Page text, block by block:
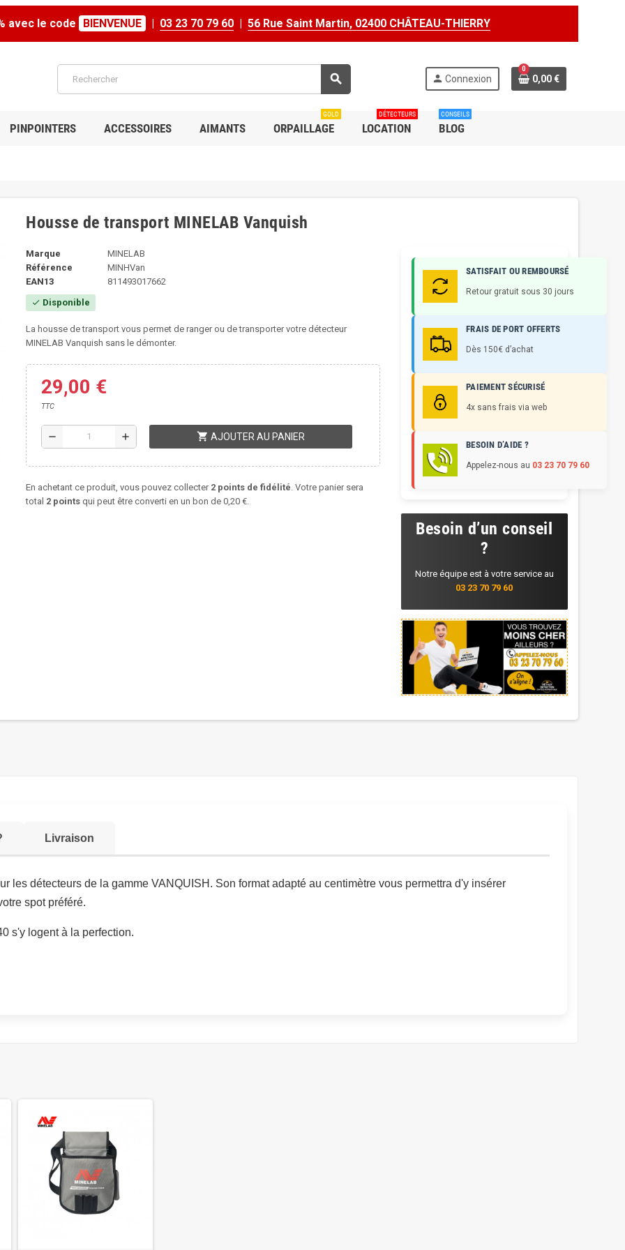
avec le code BIENVENUE | 03 23 70 79 60 | 56 Rue Saint Martin, 02400 CHÂTEAU-THIERRY
search person Connexion
0
0,00 €
PINPOINTERS ACCESSOIRES AIMANTS ORPAILLAGE
GOLD
LOCATION
DÉTECTEURS
BLOG
CONSEILS
Housse de transport MINELAB Vanquish
Marque
MINELAB
Référence
MINHVan
EAN13
811493017662
check Disponible
La housse de transport vous permet de ranger ou de transporter votre détecteur
MINELAB Vanquish sans le démonter.
29,00 €
TTC
remove add shopping_cart AJOUTER AU PANIER
En achetant ce produit, vous pouvez collecter 2 points de fidélité . Votre panier sera
total 2 points qui peut être converti en un bon de0,20 €
SATISFAIT OU REMBOURSÉ
Retour gratuit sous 30 jours
FRAIS DE PORT OFFERTS
Dès 150€ d’achat
PAIEMENT SÉCURISÉ
4x sans frais via web
BESOIN D’AIDE ?
Appelez-nous au 03 23 70 79 60
Besoin d’un conseil
?
Notre équipe est à votre service au
03 23 70 79 60
Livraison
les détecteurs de la gamme VANQUISH. Son format adapté au centimètre vous permettra d'y insérer
spot préféré.
s'y logent à la perfection.